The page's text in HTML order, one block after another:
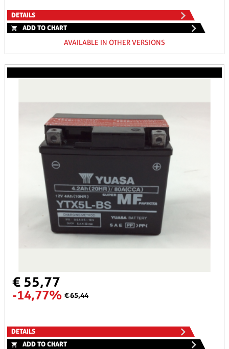
DETAILS
ADD TO CHART
AVAILABLE IN OTHER VERSIONS
€ 55,77
-14,77% € 65,44
DETAILS
ADD TO CHART